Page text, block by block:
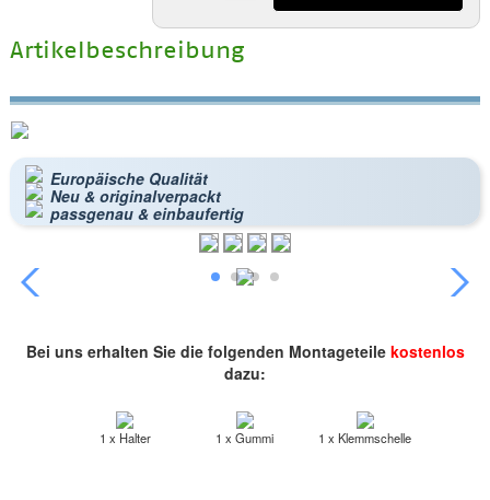
Artikelbeschreibung
Europäische Qualität
Neu & originalverpackt
passgenau & einbaufertig
Bei uns erhalten Sie die folgenden Montageteile kostenlos
dazu:
1 x Halter 1 x Gummi 1 x Klemmschelle